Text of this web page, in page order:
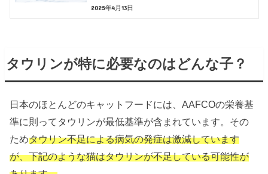
2025年4月13日
タウリンが特に必要なのはどんな子？
日本のほとんどのキャットフードには、AAFCOの栄養基
準に則ってタウリンが最低基準が含まれています。その
ためタウリン不足による病気の発症は激減しています
が、下記のような猫はタウリンが不足している可能性が